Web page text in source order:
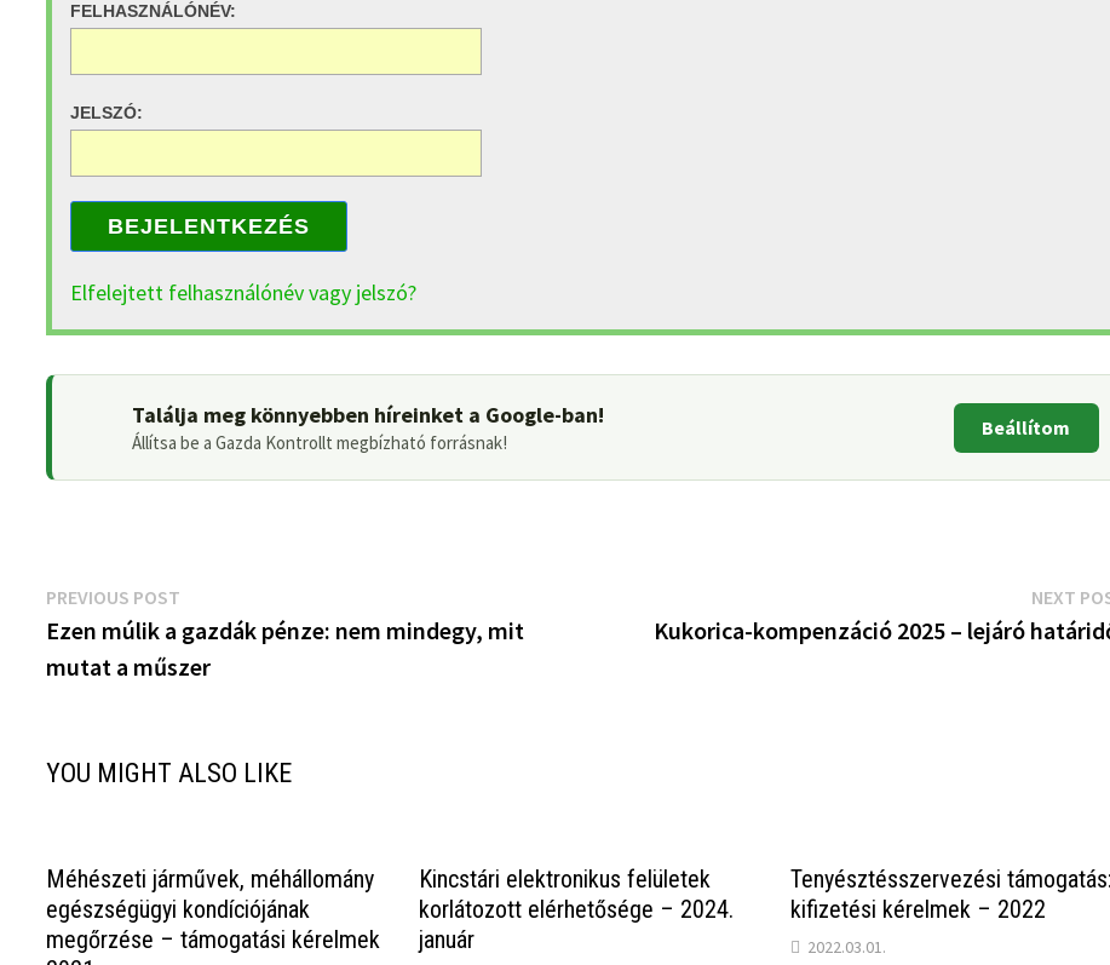
FELHASZNÁLÓNÉV:
JELSZÓ:
BEJELENTKEZÉS
Elfelejtett felhasználónév vagy jelszó?
Találja meg könnyebben híreinket a Google-ban!
Állítsa be a Gazda Kontrollt megbízható forrásnak!
Beállítom
Bejegyzés
navigáció
PREVIOUS POST
post:
Ezen múlik a gazdák pénze: nem mindegy, mit
mutat a műszer
NEXT
Kukorica-kompenzáció 2025 – lejáró
YOU MIGHT ALSO LIKE
Méhészeti járművek, méhállomány
egészségügyi kondíciójának
megőrzése – támogatási kérelmek
Kincstári elektronikus felületek
korlátozott elérhetősége – 2024.
január
Tenyésztésszervezési támogatás:
kifizetési kérelmek – 2022
2022.03.01.